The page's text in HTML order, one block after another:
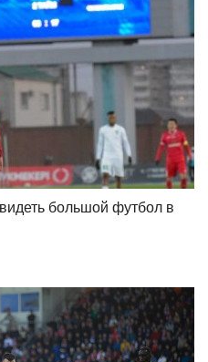
большой футбол в